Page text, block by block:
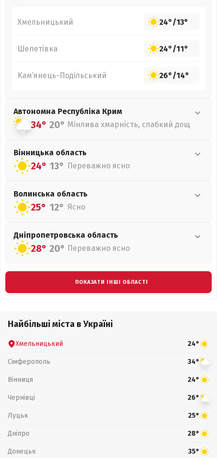
Хмельницький 24°/13°
Шепетівка 24°/11°
Кам’янець-Подільський 26°/14°
Автономна Республіка Крим
34° 20° Мінлива хмарність, слабкий дощ
Вінницька область
24° 13° Переважно ясно
Волинська область
25° 12° Ясно
Дніпропетровська область
28° 20° Переважно ясно
ПОКАЗАТИ ІНШІ ОБЛАСТІ
Найбільші міста в Україні
Хмельницький 24°
Сімферополь 34°
Вінниця 24°
Чернівці 26°
Луцьк 25°
Дніпро 28°
Донецьк 35°